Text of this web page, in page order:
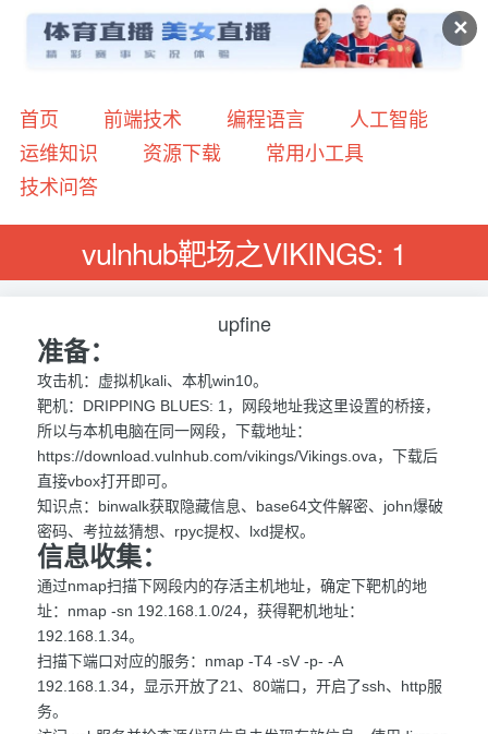
✕
首页 前端技术 编程语言
人工智能
运维知识
资源下载
常用小工具
技术问答
vulnhub靶场之VIKINGS: 1
upfine
准备：
攻击机：虚拟机kali、本机win10。
靶机：DRIPPING BLUES: 1，网段地址我这里设置的桥接，
所以与本机电脑在同一网段，下载地址：
https://download.vulnhub.com/vikings/Vikings.ova，下载后
直接vbox打开即可。
知识点：binwalk获取隐藏信息、base64文件解密、john爆破
密码、考拉兹猜想、rpyc提权、lxd提权。
信息收集：
通过nmap扫描下网段内的存活主机地址，确定下靶机的地
址：nmap -sn 192.168.1.0/24，获得靶机地址：
192.168.1.34。
扫描下端口对应的服务：nmap -T4 -sV -p- -A
192.168.1.34，显示开放了21、80端口，开启了ssh、http服
务。